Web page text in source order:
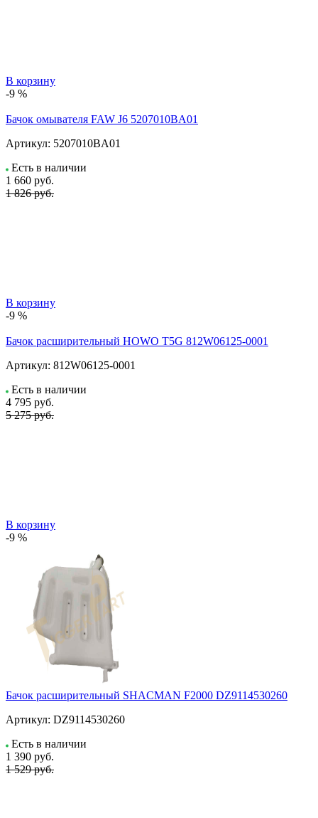
В корзину
-9 %
Бачок омывателя FAW J6 5207010BA01
Артикул: 5207010BA01
Есть в наличии
1 660 руб.
1 826 руб.
В корзину
-9 %
Бачок расширительный HOWO T5G 812W06125-0001
Артикул: 812W06125-0001
Есть в наличии
4 795 руб.
5 275 руб.
В корзину
-9 %
Бачок расширительный SHACMAN F2000 DZ9114530260
Артикул: DZ9114530260
Есть в наличии
1 390 руб.
1 529 руб.